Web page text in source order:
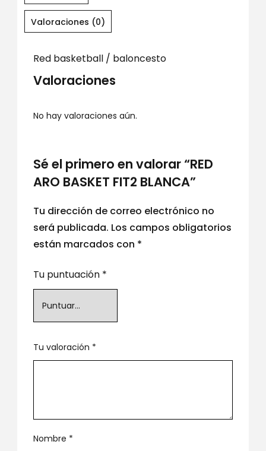
Valoraciones (0)
Red basketball / baloncesto
Valoraciones
No hay valoraciones aún.
Sé el primero en valorar “RED
ARO BASKET FIT2 BLANCA”
Tu dirección de correo electrónico no
será publicada. Los campos obligatorios
están marcados con *
Tu puntuación *
Tu valoración *
Nombre *